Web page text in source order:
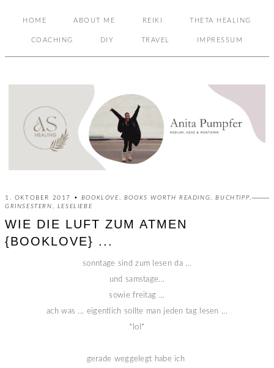
HOME ABOUT ME REIKI THETA HEALING
COACHING DIY TRAVEL IMPRESSUM
1. OKTOBER 2017 • BOOKLOVE BOOKS WORTH READING ,BUCHTIPP
GRINSESTERN
LESELIEBE
WIE DIE LUFT ZUM ATMEN
{BOOKLOVE} ...
sonntage sind zum lesen da ...
und samstage...
sowie freitag ...
ach was ... eigentlich sollte man jeden tag lesen ...
*lol*
gerade weggelegt habe ich